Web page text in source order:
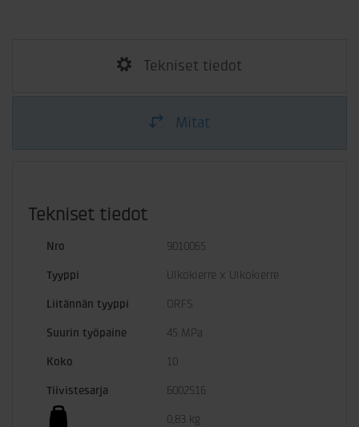
Tekniset tiedot
Mitat
Tekniset tiedot
Nro 9010065
Tyyppi Ulkokierre x Ulkokierre
Liitännän tyyppi ORFS
Suurin työpaine 45 MPa
Koko 10
Tiivistesarja 6002516
0,83 kg